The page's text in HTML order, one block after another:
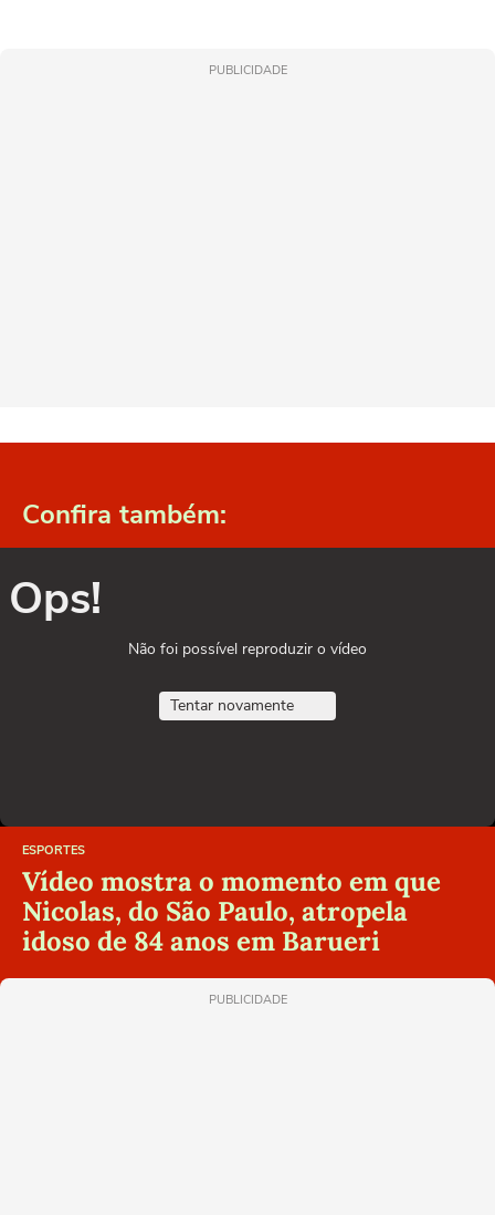
PUBLICIDADE
Confira também:
Ops!
Não foi possível reproduzir o vídeo
Tentar novamente
ESPORTES
Vídeo mostra o momento em que
Nicolas, do São Paulo, atropela
idoso de 84 anos em Barueri
PUBLICIDADE